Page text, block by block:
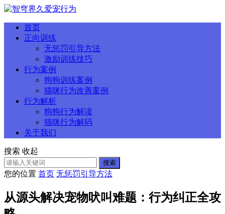
首页
正向训练
无惩罚引导方法
激励训练技巧
行为案例
狗狗训练案例
猫咪行为改善案例
行为解析
狗狗行为解读
猫咪行为解码
关于我们
搜索 收起
搜索
您的位置 首页 无惩罚引导方法
从源头解决宠物吠叫难题：行为纠正全攻